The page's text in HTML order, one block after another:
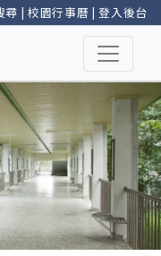
尋 | 校園行事曆 |登入後台